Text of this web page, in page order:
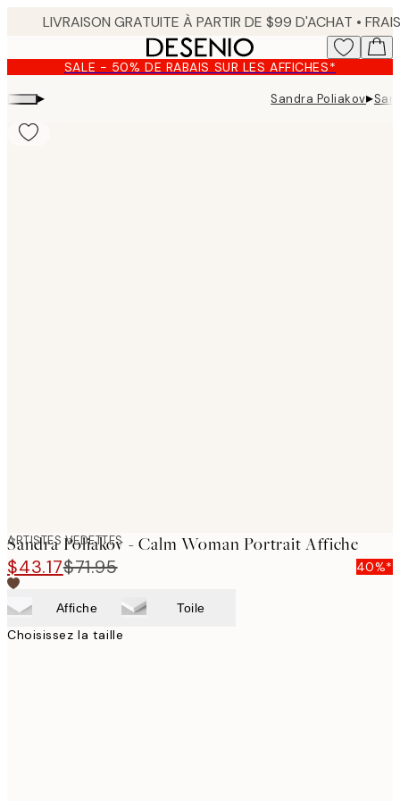
content.SALE - 50% DE RABAIS SUR LES AFFICHES*
▸ Sandra Poliakov▸
ARTISTES VEDETTES
Sandra Poliakov - Calm Woman Portrait Affiche
$43.17$71.95 40%*
Affiche Toile
Choisissez la taille